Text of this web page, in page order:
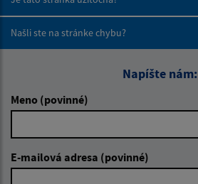
Našli ste na stránke chybu?
Napíšte nám:
Meno (povinné)
E-mailová adresa (povinné)